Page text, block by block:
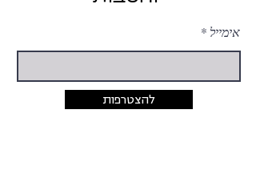
אימייל
להצטרפות